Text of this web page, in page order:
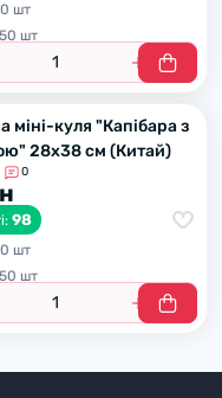
шт
шт
міні-куля "Капібара з
28х38 см (Китай)
0
98
шт
шт